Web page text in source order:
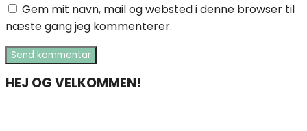
Gem mit navn, mail og websted i denne browser til
næste gang jeg kommenterer.
HEJ OG VELKOMMEN!